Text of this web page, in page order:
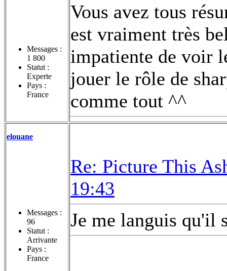
Messages :
1 800
Statut :
Experte
Pays :
France
Vous avez tous
est vraiment très
impatiente de voir
jouer le rôle de
comme tout ^^
elouane
Messages :
96
Statut :
Arrivante
Pays :
France
Re: Picture This
19:43
Je me languis qu'il